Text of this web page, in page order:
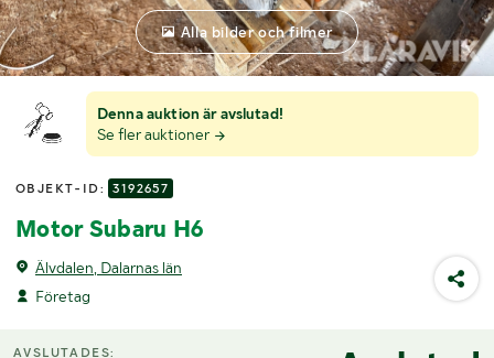
Denna auktion är avslutad!
Se fler auktioner
OBJEKT-ID: 3192657
Motor Subaru H6
Älvdalen, Dalarnas län
Företag
Alla bilder och filmer
AVSLUTADES: